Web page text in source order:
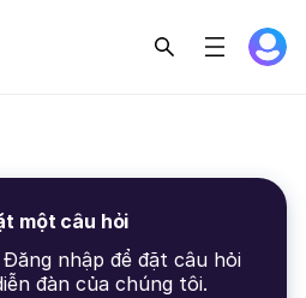
một câu hỏi
nhập để đặt câu hỏi
đàn của chúng tôi.